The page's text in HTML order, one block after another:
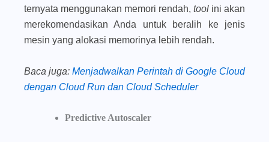
ternyata menggunakan memori rendah, tool ini akan
merekomendasikan Anda untuk beralih ke jenis
mesin yang alokasi memorinya lebih rendah.
Baca juga: Menjadwalkan Perintah di Google Cloud
dengan Cloud Run dan Cloud Scheduler
Predictive Autoscaler